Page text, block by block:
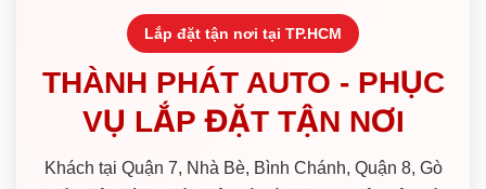
Lắp đặt tận nơi tại TP.HCM
THÀNH PHÁT AUTO - PHỤC
VỤ LẮP ĐẶT TẬN NƠI
Khách tại Quận 7, Nhà Bè, Bình Chánh, Quận 8, Gò